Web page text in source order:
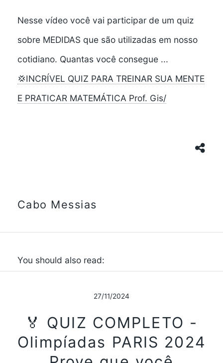
Nesse vídeo você vai participar de um quiz
sobre MEDIDAS que são utilizadas em nosso
cotidiano. Quantas você consegue ...
💢INCRÍVEL QUIZ PARA TREINAR SUA MENTE
E PRATICAR MATEMÁTICA Prof. Gis/
Cabo Messias
You should also read:
27/11/2024
🏅 QUIZ COMPLETO -
Olimpíadas PARIS 2024